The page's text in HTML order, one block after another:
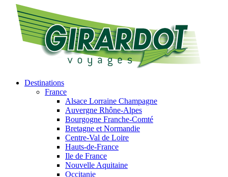
Destinations
France
Alsace Lorraine Champagne
Auvergne Rhône-Alpes
Bourgogne Franche-Comté
Bretagne et Normandie
Centre-Val de Loire
Hauts-de-France
Ile de France
Nouvelle Aquitaine
Occitanie